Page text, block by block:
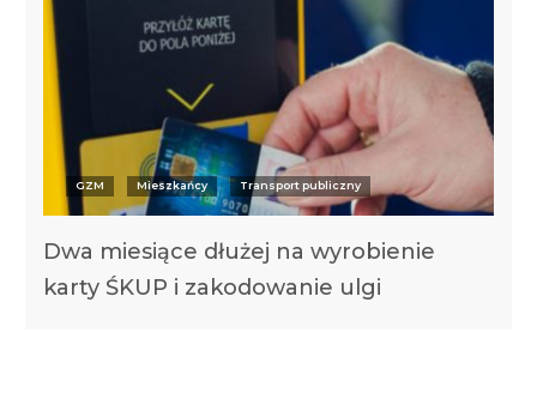
GZM Mieszkańcy Transport publiczny
Dwa miesiące dłużej na wyrobienie
karty ŚKUP i zakodowanie ulgi